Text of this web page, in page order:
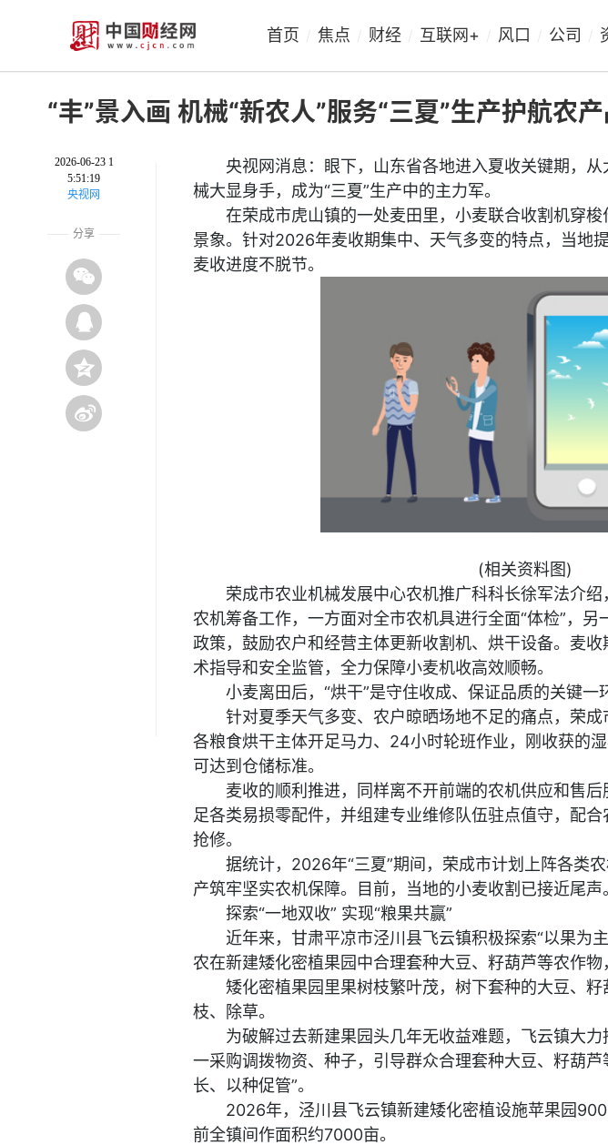
首页 焦点 财经 互联网+ 风口 公司
“丰”景入画 机械“新农人”服务“三夏”生产护航农
2026-06-23 1
5:51:19
央视网
分享
央视网消息：眼下，山东省各地进入夏收关键期，
械大显身手，成为“三夏”生产中的主力军。
在荣成市虎山镇的一处麦田里，小麦联合收割机穿
景象。针对2026年麦收期集中、天气多变的特点，当地
麦收进度不脱节。
(相关资料图)
荣成市农业机械发展中心农机推广科科长徐军法介
农机筹备工作，一方面对全市农机具进行全面“体检”，
政策，鼓励农户和经营主体更新收割机、烘干设备。麦
术指导和安全监管，全力保障小麦机收高效顺畅。
小麦离田后，“烘干”是守住收成、保证品质的关键一
针对夏季天气多变、农户晾晒场地不足的痛点，荣成
各粮食烘干主体开足马力、24小时轮班作业，刚收获的
可达到仓储标准。
麦收的顺利推进，同样离不开前端的农机供应和售
足各类易损零配件，并组建专业维修队伍驻点值守，配
抢修。
据统计，2026年“三夏”期间，荣成市计划上阵各类
产筑牢坚实农机保障。目前，当地的小麦收割已接近尾声
探索“一地双收” 实现“粮果共赢”
近年来，甘肃平凉市泾川县飞云镇积极探索“以果为
农在新建矮化密植果园中合理套种大豆、籽葫芦等农作物
矮化密植果园里果树枝繁叶茂，树下套种的大豆、
枝、除草。
为破解过去新建果园头几年无收益难题，飞云镇大
一采购调拨物资、种子，引导群众合理套种大豆、籽葫
长、以种促管”。
2026年，泾川县飞云镇新建矮化密植设施苹果园
前全镇间作面积约7000亩。